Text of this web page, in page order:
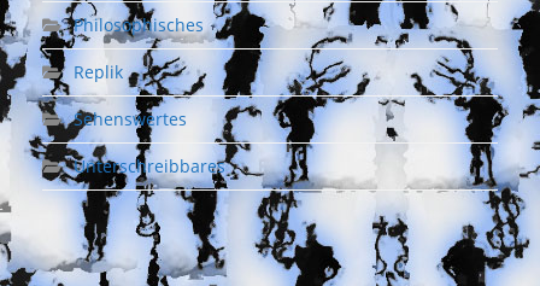
Philosophisches
Replik
Sehenswertes
Unterschreibbares